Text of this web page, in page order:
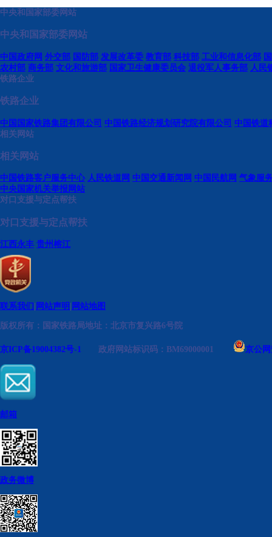
中央和国家部委网站
中央和国家部委网站
中国政府网 外交部 国防部 发展改革委 教育部 科技部 工业和信息化部
农村部 商务部 文化和旅游部 国家卫生健康委员会 退役军人事务部 人民
铁路企业
铁路企业
中国国家铁路集团有限公司 中国铁路经济规划研究院有限公司 中国铁道
相关网站
相关网站
中国铁路客户服务中心 人民铁道网 中国交通新闻网 中国民航网 气象服
中央国家机关举报网站
对口支援与定点帮扶
对口支援与定点帮扶
江西永丰 贵州榕江
联系我们 网站声明 网站地图
版权所有：国家铁路局地址：北京市复兴路6号院
京ICP备19004382号-1 政府网站标识码：BM69000001 京公网
邮箱
政务微博